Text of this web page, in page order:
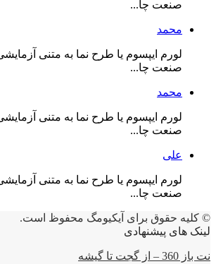
صنعت چا...
محمد
لورم ایپسوم یا طرح‌ نما به متنی
صنعت چا...
محمد
لورم ایپسوم یا طرح‌ نما به متنی
صنعت چا...
علی
لورم ایپسوم یا طرح‌ نما به متنی
صنعت چا...
© کلیه حقوق برای آیکیومگ محفوظ است.
لینک های پیشنهادی
نت باز 360 – از گجت تا گیشه